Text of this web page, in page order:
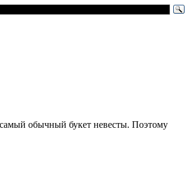
обычный букет невесты. Поэтому